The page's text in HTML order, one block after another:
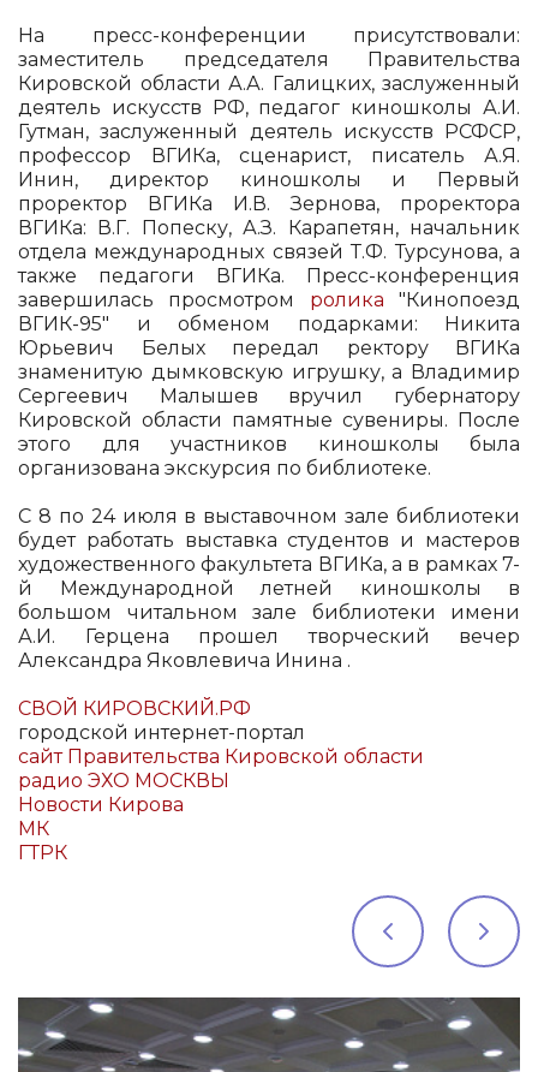
На пресс-конференции присутствовали:
заместитель председателя Правительства
Кировской области А.А. Галицких, заслуженный
деятель искусств РФ, педагог киношколы А.И.
Гутман, заслуженный деятель искусств РСФСР,
профессор ВГИКа, сценарист, писатель А.Я.
Инин, директор киношколы и Первый
проректор ВГИКа И.В. Зернова, проректора
ВГИКа: В.Г. Попеску, А.З. Карапетян, начальник
отдела международных связей Т.Ф. Турсунова, а
также педагоги ВГИКа. Пресс-конференция
завершилась просмотром ролика "Кинопоезд
ВГИК-95" и обменом подарками: Никита
Юрьевич Белых передал ректору ВГИКа
знаменитую дымковскую игрушку, а Владимир
Сергеевич Малышев вручил губернатору
Кировской области памятные сувениры. После
этого для участников киношколы была
организована экскурсия по библиотеке.
С 8 по 24 июля в выставочном зале библиотеки
будет работать выставка студентов и мастеров
художественного факультета ВГИКа, а в рамках 7-
й Международной летней киношколы в
большом читальном зале библиотеки имени
А.И. Герцена прошел творческий вечер
Александра Яковлевича Инина .
СВОЙ КИРОВСКИЙ.РФ
городской интернет-портал
сайт Правительства Кировской области
радио ЭХО МОСКВЫ
Новости Кирова
МК
ГТРК